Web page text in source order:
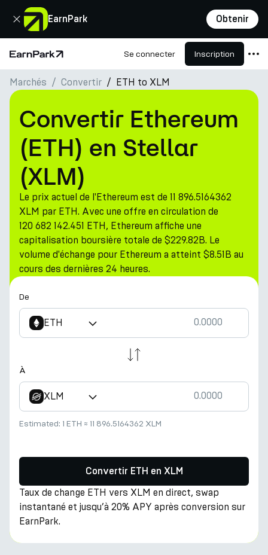
EarnPark Obtenir
Fermer
Page d'accueil Se connecter Inscription
Produits
Marchés
Calculatrices
PARK Token
Ressources
Entreprise
Marchés Convertir ETH to XLM
Convertir Ethereum
(ETH) en Stellar
(XLM)
Le prix actuel de l'Ethereum est de 11 896.5164362
XLM par ETH. Avec une offre en circulation de
120 682 142.451 ETH, Ethereum affiche une
capitalisation boursière totale de $229.82B. Le
volume d'échange pour Ethereum a atteint $8.51B au
cours des dernières 24 heures.
De
ETH
À
XLM
Estimated: 1 ETH ≈ 11 896.5164362 XLM
Convertir ETH en XLM
Taux de change ETH vers XLM en direct, swap
instantané et jusqu’à 20% APY après conversion sur
EarnPark.